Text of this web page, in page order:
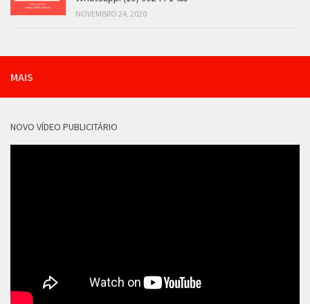
NOVEMBRO 24, 2020
MAIS
NOVO VÍDEO PUBLICITÁRIO